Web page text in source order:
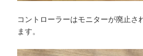
コントローラーはモニターが廃止さ
ます。